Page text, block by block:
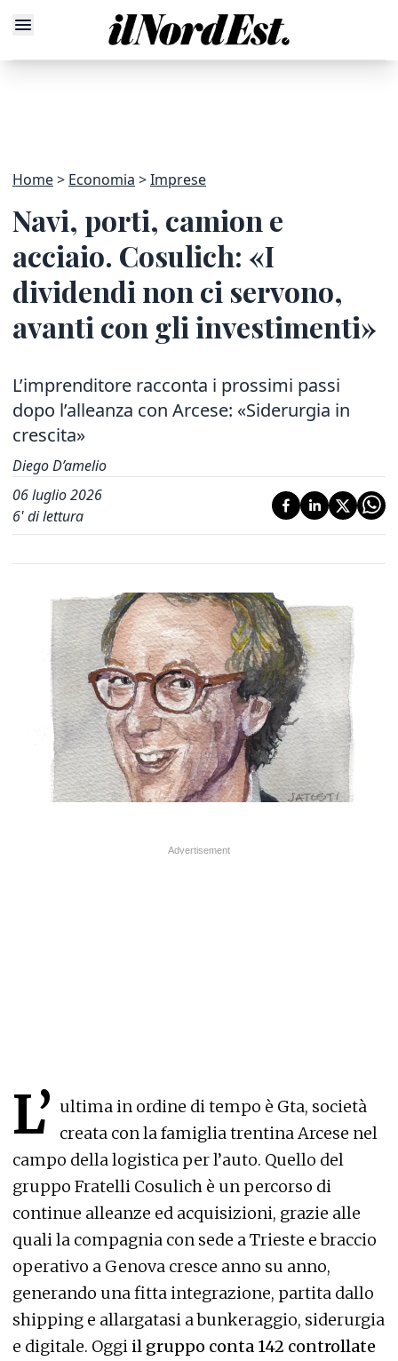
Home Economia Imprese
Navi, porti, camion e
acciaio. Cosulich: «I
dividendi non ci servono,
avanti con gli investimenti»
L’imprenditore racconta i prossimi passi
dopo l’alleanza con Arcese: «Siderurgia in
crescita»
Diego D’amelio
06 luglio 2026
6' di lettura
L’ ultima in ordine di tempo è Gta, società
creata con la famiglia trentina Arcese nel
campo della logistica per l’auto. Quello del
gruppo Fratelli Cosulich è un percorso di
continue alleanze ed acquisizioni, grazie alle
quali la compagnia con sede a Trieste e braccio
operativo a Genova cresce anno su anno,
generando una fitta integrazione, partita dallo
shipping e allargatasi a bunkeraggio, siderurgia
e digitale. Oggi il gruppo conta 142 controllate